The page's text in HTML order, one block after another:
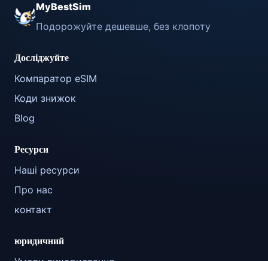
MyBestSim
Подорожуйте дешевше, без клопоту
Досліджуйте
Компаратор eSIM
Коди знижок
Blog
Ресурси
Наші ресурси
Про нас
контакт
юридичний